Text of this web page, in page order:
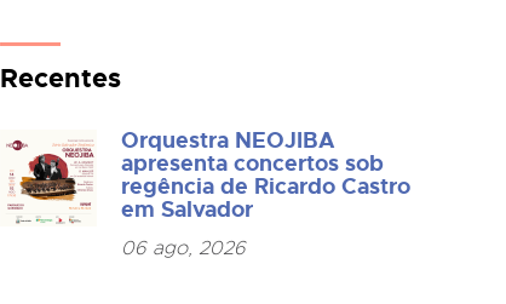
Recentes
Orquestra NEOJIBA
apresenta concertos sob
regência de Ricardo Castro
em Salvador
06 ago, 2026